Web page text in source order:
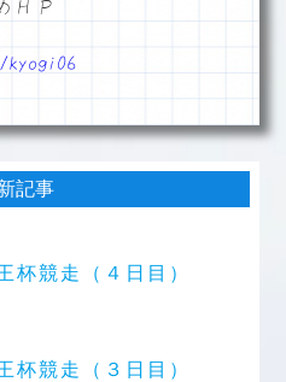
ＨＰ
kyogi06
記事
杯競走（４日目）
杯競走（３日目）